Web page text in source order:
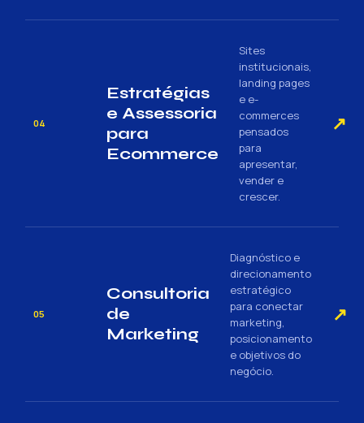
04
Estratégias
e Assessoria
para
Ecommerce
Sites
institucionais,
landing pages
e e-
commerces
pensados
para
apresentar,
vender e
crescer.
↗
05
Consultoria
de
Marketing
Diagnóstico e
direcionamento
estratégico
para conectar
marketing,
posicionamento
e objetivos do
negócio.
↗